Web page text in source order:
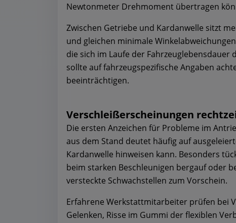
Newtonmeter Drehmoment übertragen
Zwischen Getriebe und Kardanwelle sitzt
und gleichen minimale
die sich im Laufe der
sollte auf fahrzeugspezifische Angaben
beeinträchtigen.
Verschleißerscheinungen
Die ersten Anzeichen für Probleme im
aus dem Stand deutet häufig auf
Kardanwelle hinweisen kann. Besonders
beim starken Beschleunigen bergauf oder
versteckte Schwachstellen zum Vorschein.
Erfahrene Werkstattmitarbeiter prüfen bei
Gelenken, Risse im Gummi der flexiblen